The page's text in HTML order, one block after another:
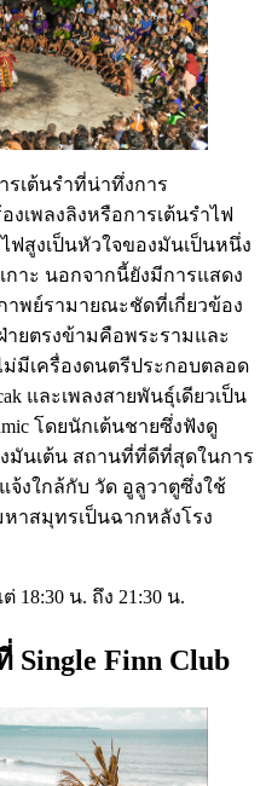
รเต้นรำที่น่าทึ่งการ
งเพลงลิงหรือการเต้นรำไฟ
ฟสูงเป็นหัวใจของมันเป็นหนึ่ง
าะ นอกจากนี้ยังมีการแสดง
าพย์รามายณะชัดที่เกี่ยวข้อง
ยตรงข้ามคือพระรามและ
มีเครื่องดนตรีประกอบตลอด
และเพลงสายพันธุ์เดียวเป็น
โดยนักเต้นชายซึ่งฟังดู
งมันเต้น สถานที่ที่ดีที่สุดในการ
งใกล้กับ วัด อูลูวาตูซึ่งใช้
าสมุทรเป็นฉากหลังโรง
18:30 น. ถึง 21:30 น.
Finn Club